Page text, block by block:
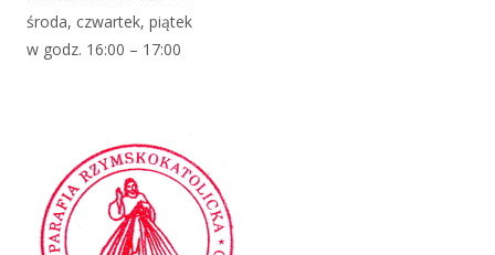
środa, czwartek, piątek
w godz. 16:00 – 17:00